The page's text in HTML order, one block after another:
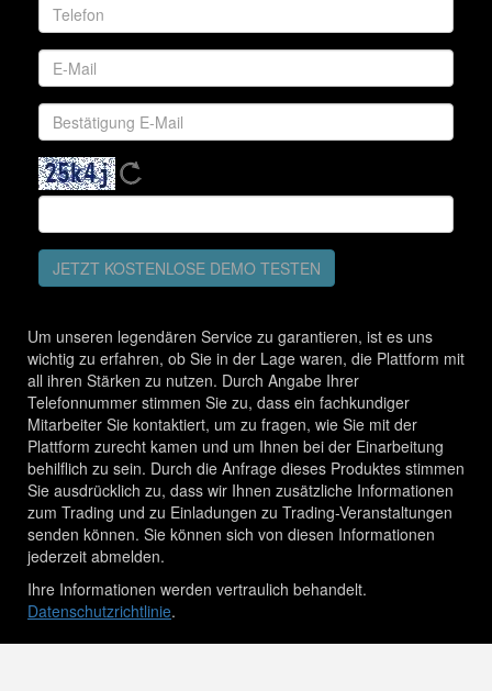
JETZT KOSTENLOSE DEMO TESTEN
Um unseren legendären Service zu garantieren, ist es uns
wichtig zu erfahren, ob Sie in der Lage waren, die Plattform mit
all ihren Stärken zu nutzen. Durch Angabe Ihrer
Telefonnummer stimmen Sie zu, dass ein fachkundiger
Mitarbeiter Sie kontaktiert, um zu fragen, wie Sie mit der
Plattform zurecht kamen und um Ihnen bei der Einarbeitung
behilflich zu sein. Durch die Anfrage dieses Produktes stimmen
Sie ausdrücklich zu, dass wir Ihnen zusätzliche Informationen
zum Trading und zu Einladungen zu Trading-Veranstaltungen
senden können. Sie können sich von diesen Informationen
jederzeit abmelden.
Ihre Informationen werden vertraulich behandelt.
Datenschutzrichtlinie.